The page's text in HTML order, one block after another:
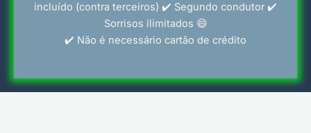
incluído (contra terceiros) ✔️ Segundo condutor ✔️
Sorrisos ilimitados 😄
✔️ Não é necessário cartão de crédito